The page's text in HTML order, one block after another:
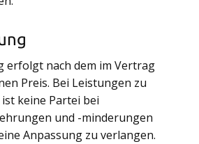
erfolgt nach dem im Vertrag
Preis. Bei Leistungen zu
keine Partei bei
und -minderungen
Anpassung zu verlangen.